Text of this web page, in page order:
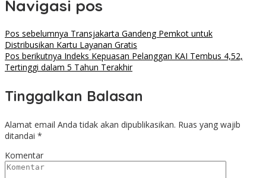
Navigasi pos
Pos sebelumnya Transjakarta Gandeng Pemkot untuk
Distribusikan Kartu Layanan Gratis
Pos berikutnya Indeks Kepuasan Pelanggan KAI Tembus 4,52,
Tertinggi dalam 5 Tahun Terakhir
Tinggalkan Balasan
Alamat email Anda tidak akan dipublikasikan. Ruas yang wajib
ditandai *
Komentar